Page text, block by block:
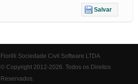
Salvar
Fiorilli Sociedade Civil Software LTDA
© Copyright 2012-2026. Todos os Direitos
Reservados.